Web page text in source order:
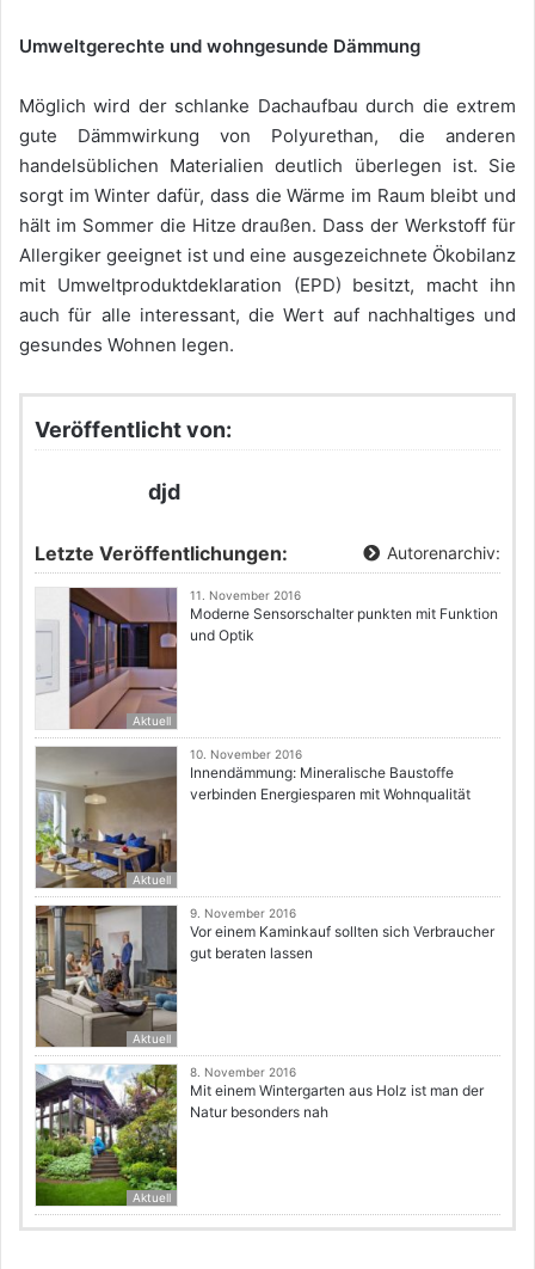
Umweltgerechte und wohngesunde Dämmung
Möglich wird der schlanke Dachaufbau durch die extrem
gute Dämmwirkung von Polyurethan, die anderen
handelsüblichen Materialien deutlich überlegen ist. Sie
sorgt im Winter dafür, dass die Wärme im Raum bleibt und
hält im Sommer die Hitze draußen. Dass der Werkstoff für
Allergiker geeignet ist und eine ausgezeichnete Ökobilanz
mit Umweltproduktdeklaration (EPD) besitzt, macht ihn
auch für alle interessant, die Wert auf nachhaltiges und
gesundes Wohnen legen.
Veröffentlicht von:
djd
Letzte Veröffentlichungen: Autorenarchiv:
Aktuell
11. November 2016
Moderne Sensorschalter punkten mit Funktion
und Optik
Aktuell
10. November 2016
Innendämmung: Mineralische Baustoffe
verbinden Energiesparen mit Wohnqualität
Aktuell
9. November 2016
Vor einem Kaminkauf sollten sich Verbraucher
gut beraten lassen
Aktuell
8. November 2016
Mit einem Wintergarten aus Holz ist man der
Natur besonders nah